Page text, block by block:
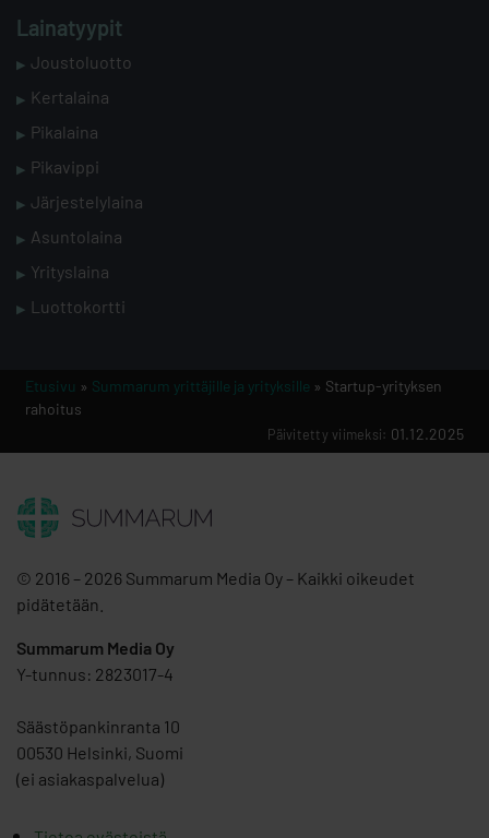
Lainatyypit
Joustoluotto
Kertalaina
Pikalaina
Pikavippi
Järjestelylaina
Asuntolaina
Yrityslaina
Luottokortti
Etusivu » Summarum yrittäjille ja yrityksille » Startup-yrityksen
rahoitus
Päivitetty viimeksi: 01.12.2025
© 2016 – 2026 Summarum Media Oy – Kaikki oikeudet
pidätetään.
Summarum Media Oy
Y-tunnus: 2823017-4
Säästöpankinranta 10
00530 Helsinki, Suomi
(ei asiakaspalvelua)